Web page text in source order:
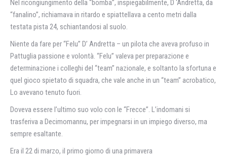
Nel ricongiungimento della “bomba”, inspiegabilmente, D ‘Andretta, da
“fanalino”, richiamava in ritardo e spiattellava a cento metri dalla
testata pista 24, schiantandosi al suolo.
Niente da fare per “Felu” D’ Andretta – un pilota che aveva profuso in
Pattuglia passione e volontà. “Felu” valeva per preparazione e
determinazione i colleghi del “team” nazionale, e soltanto la sfortuna e
quel gioco spietato di squadra, che vale anche in un “team” acrobatico,
Lo avevano tenuto fuori.
Doveva essere l’ultimo suo volo con le “Frecce”. L’indomani si
trasferiva a Decimomannu, per impegnarsi in un impiego diverso, ma
sempre esaltante.
Era il 22 di marzo, il primo giorno di una primavera